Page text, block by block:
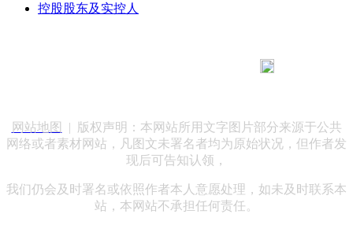
控股股东及实控人
网站地图
| 版权声明：本网站所用文字图片部分来源于公共
网络或者素材网站，凡图文未署名者均为原始状况，但作者发
现后可告知认领，
我们仍会及时署名或依照作者本人意愿处理，如未及时联系本
站，本网站不承担任何责任。